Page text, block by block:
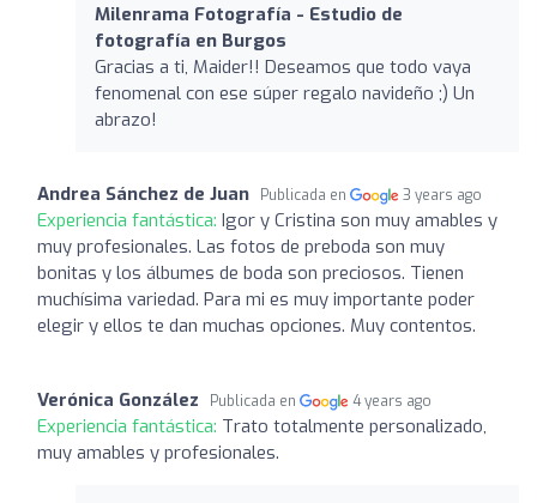
Milenrama Fotografía - Estudio de
fotografía en Burgos
Gracias a ti, Maider!! Deseamos que todo vaya
fenomenal con ese súper regalo navideño ;) Un
abrazo!
Andrea Sánchez de Juan Publicada en 3 years ago
Experiencia fantástica: Igor y Cristina son muy amables y
muy profesionales. Las fotos de preboda son muy
bonitas y los álbumes de boda son preciosos. Tienen
muchísima variedad. Para mi es muy importante poder
elegir y ellos te dan muchas opciones. Muy contentos.
Verónica González Publicada en 4 years ago
Experiencia fantástica: Trato totalmente personalizado,
muy amables y profesionales.